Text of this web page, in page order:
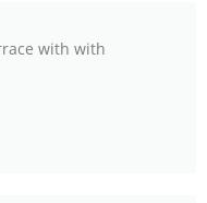
with with